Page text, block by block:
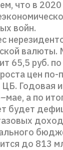
что в
войн.
валюты.
65,5 руб.
цен по-
ЦБ. Годовая
а по
будет
до 813